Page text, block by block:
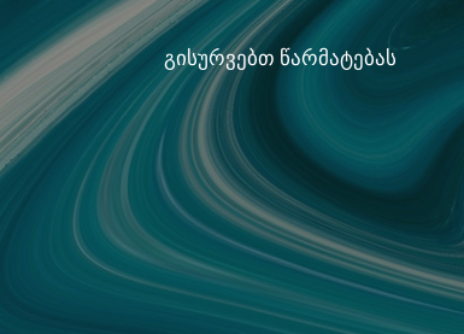
გისურვებთ წარმატებას